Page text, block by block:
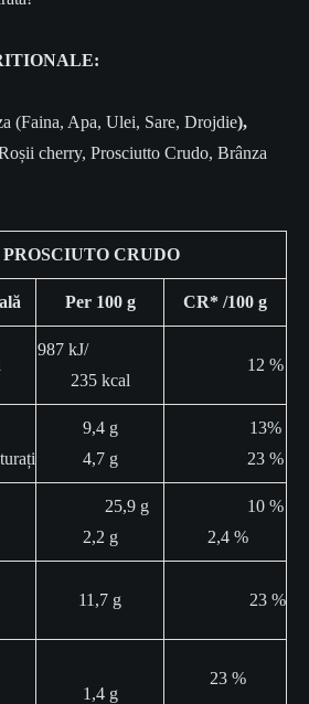
(Faina, Apa, Ulei, Sare, Drojdie),
cherry, Prosciutto Crudo, Brânza
CRUDO
Per 100 g CR* /100 g
987 kJ/
235 kcal
12 %
9,4 g
4,7 g
13%
23 %
25,9 g
2,2 g
10 %
2,4 %
11,7 g 23 %
1,4 g
23 %